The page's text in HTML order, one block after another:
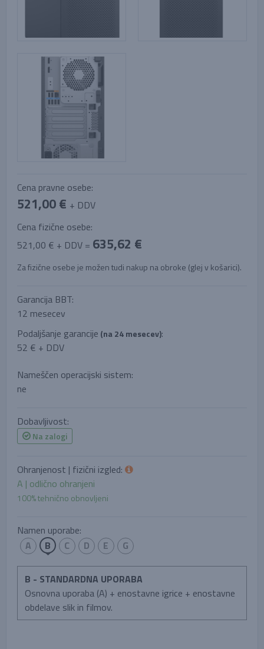
Cena pravne osebe:
521,00 € + DDV
Cena fizične osebe:
521,00 € + DDV = 635,62 €
Za fizične osebe je možen tudi nakup na obroke (glej v košarici).
Garancija BBT:
12 mesecev
Podaljšanje garancije (na 24 mesecev):
52 € + DDV
Nameščen operacijski sistem:
ne
Dobavljivost:
Na zalogi
Ohranjenost | fizični izgled:
A | odlično ohranjeni
100% tehnično obnovljeni
Namen uporabe:
A
B C D E G
B - STANDARDNA UPORABA
Osnovna uporaba (A) + enostavne igrice + enostavne
obdelave slik in filmov.